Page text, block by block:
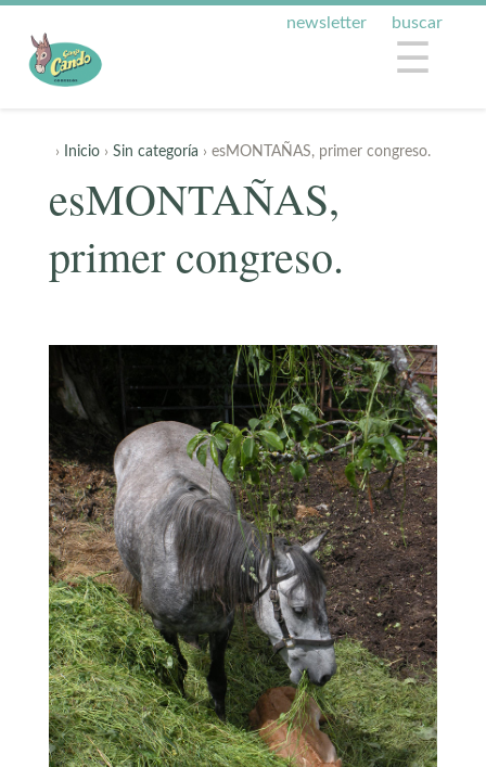
buscar
newsletter
☰
› Inicio › Sin categoría › esMONTAÑAS, primer congreso.
esMONTAÑAS,
primer congreso.